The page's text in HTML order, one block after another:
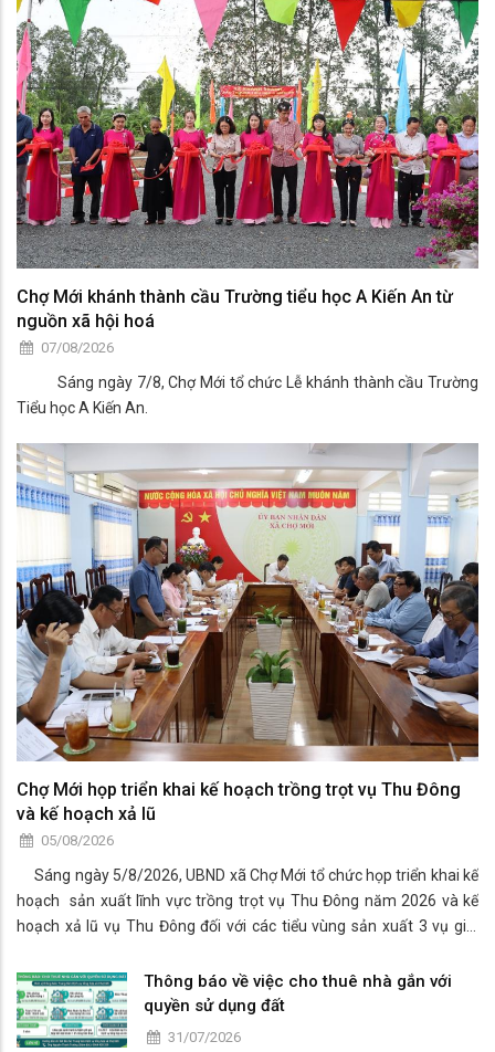
Chợ Mới khánh thành cầu Trường tiểu học A Kiến An từ
nguồn xã hội hoá
07/08/2026
Sáng ngày 7/8, Chợ Mới tổ chức Lễ khánh thành cầu Trường
Tiểu học A Kiến An.
Chợ Mới họp triển khai kế hoạch trồng trọt vụ Thu Đông
và kế hoạch xả lũ
05/08/2026
Sáng ngày 5/8/2026, UBND xã Chợ Mới tổ chức họp triển khai kế
hoạch sản xuất lĩnh vực trồng trọt vụ Thu Đông năm 2026 và kế
hoạch xả lũ vụ Thu Đông đối với các tiểu vùng sản xuất 3 vụ giai
Thông báo về việc cho thuê nhà gắn với
quyền sử dụng đất
31/07/2026